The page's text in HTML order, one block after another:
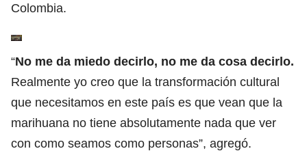
Colombia.
“No me da miedo decirlo, no me da cosa decirlo.
Realmente yo creo que la transformación cultural
que necesitamos en este país es que vean que la
marihuana no tiene absolutamente nada que ver
con como seamos como personas”, agregó.